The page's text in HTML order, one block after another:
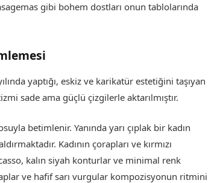
gibi bohem dostları onun tablolarında
yaptığı, eskiz ve karikatür estetiğini taşıyan
sade ama güçlü çizgilerle aktarılmıştır.
betimlenir. Yanında yarı çıplak bir kadın
Kadının çorapları ve kırmızı
kalın siyah konturlar ve minimal renk
ve hafif sarı vurgular kompozisyonun ritmini